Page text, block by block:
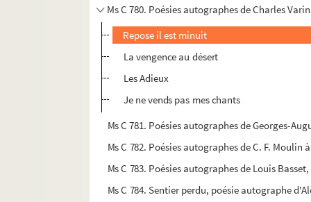
Ms C 780. Poésies autographes de Charles Varin
Repose il est minuit
La vengence au désert
Les Adieux
Je ne vends pas mes chants
Ms C 781. Poésies autographes de Georges-
Ms C 782. Poésies autographes de C. F. Moulin
Ms C 783. Poésies autographes de Louis
Ms C 784. Sentier perdu, poésie autographe